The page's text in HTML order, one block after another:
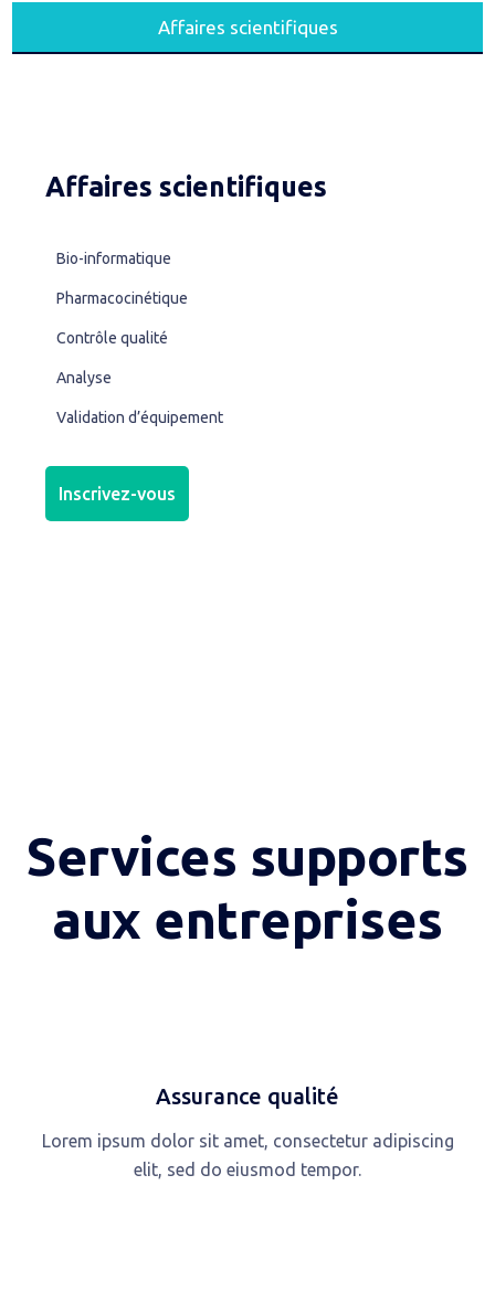
Affaires scientifiques
Affaires scientifiques
Bio-informatique
Pharmacocinétique
Contrôle qualité
Analyse
Validation d’équipement
Inscrivez-vous
Services supports
aux entreprises
Assurance qualité
Lorem ipsum dolor sit amet, consectetur adipiscing
elit, sed do eiusmod tempor.